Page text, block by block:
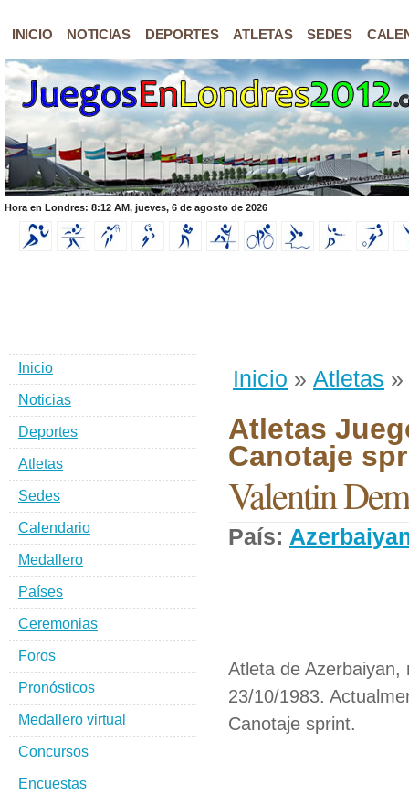
INICIO NOTICIAS DEPORTES ATLETAS SEDES
Hora en Londres: 8:12 AM, jueves, 6 de agosto de 2026
Inicio » Atletas »
Atletas
Canotaje
Valentin
País:
Atleta de Azerbaiyan,
23/10/1983.
Canotaje sprint.
Inicio
Noticias
Deportes
Atletas
Sedes
Calendario
Medallero
Países
Ceremonias
Foros
Pronósticos
Medallero virtual
Concursos
Encuestas